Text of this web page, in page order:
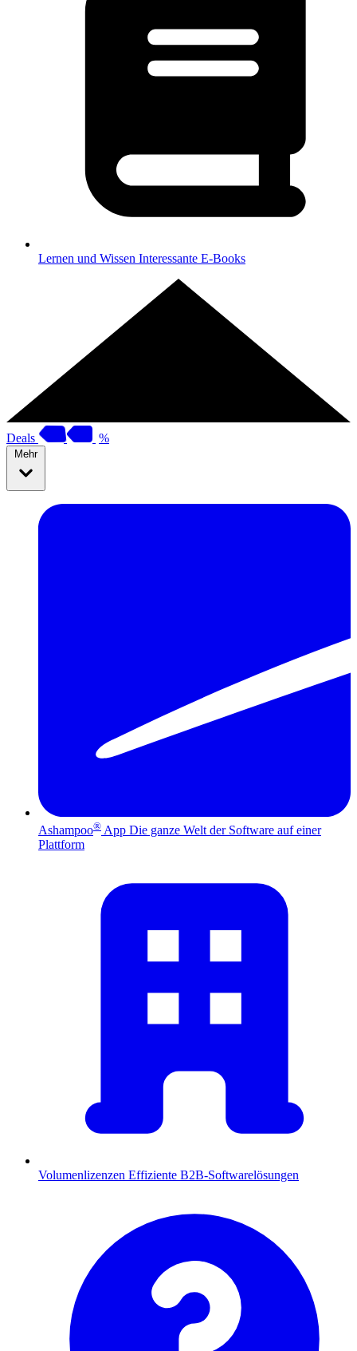
Lernen und Wissen Interessante E-Books
Deals %
Mehr
Ashampoo® App Die ganze Welt der Software auf einer
Plattform
Volumenlizenzen Effiziente B2B-Softwarelösungen